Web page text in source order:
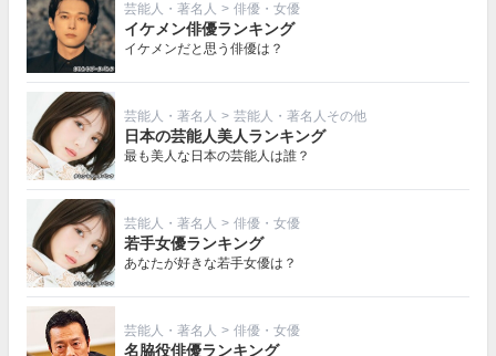
芸能人・著名人 > 俳優・女優
イケメン俳優ランキング
イケメンだと思う俳優は？
芸能人・著名人 > 芸能人・著名人その他
日本の芸能人美人ランキング
最も美人な日本の芸能人は誰？
芸能人・著名人 > 俳優・女優
若手女優ランキング
あなたが好きな若手女優は？
芸能人・著名人 > 俳優・女優
名脇役俳優ランキング